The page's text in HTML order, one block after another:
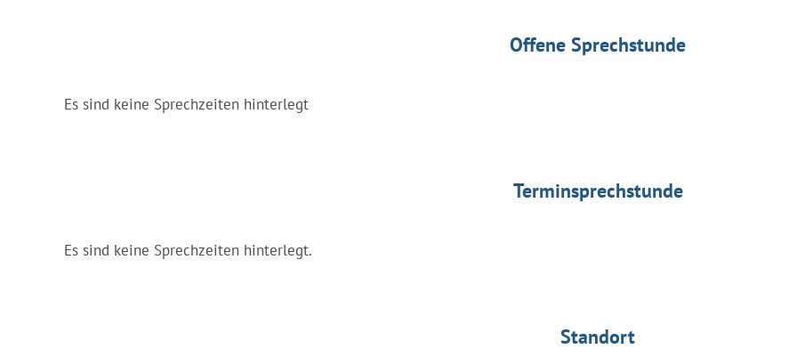
Offene Sprechstunde
Es sind keine Sprechzeiten hinterlegt
Terminsprechstunde
Es sind keine Sprechzeiten hinterlegt.
Standort